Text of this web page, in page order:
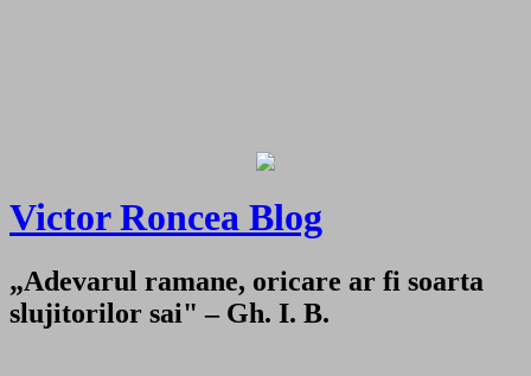
Victor Roncea Blog
„Adevarul ramane, oricare ar fi soarta
slujitorilor sai" – Gh. I. B.